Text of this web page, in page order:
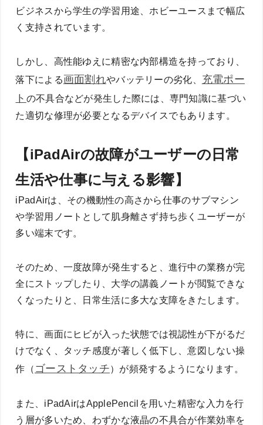
ビジネスから学生の学習用途、ホビーユースまで幅広
く支持されています。
しかし、高性能ゆえに精密な内部構造を持っており、
落下による画面割れやバッテリーの劣化、 充電ポー
ト の不具合などが発生した際には、専門知識に基づい
た適切な修理が必要となるデバイスでもあります。
【iPadAirの故障がユーザーの日常
生活や仕事に与える影響】
iPadAirは、その機動性の高さから仕事のサブマシン
や学習用ノートとして肌身離さず持ち歩くユーザーが
多い端末です。
そのため、一度故障が発生すると、進行中の業務が完
全にストップしたり、大学の講義ノートが閲覧できな
くなったりと、日常生活に多大な支障をきたします。
特に、画面にヒビが入った状態では視認性が下がるだ
けでなく、タッチ感度が著しく低下し、意図しない操
作（ ゴーストタッチ）が頻発するようになります。
また、iPadAirはApplePencilを用いた精密な入力を行
う層が多いため、わずかな液晶の不具合が作業効率を